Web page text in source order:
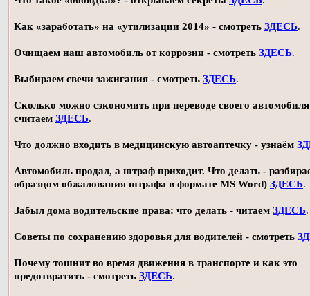
Как «заработать» на «утилизации 2014» - смотреть ЗДЕСЬ.
Очищаем наш автомобиль от коррозии - смотреть ЗДЕСЬ.
Выбираем свечи зажигания - смотреть ЗДЕСЬ.
Сколько можно сэкономить при переводе своего автомобиля
считаем ЗДЕСЬ.
Что должно входить в медицинскую автоаптечку - узнаём
Автомобиль продал, а штраф приходит. Что делать -
образцом обжалования штрафа в формате MS Word) ЗДЕСЬ.
Забыл дома водительские права: что делать - читаем ЗДЕСЬ.
Советы по сохранению здоровья для водителей - смотреть
Почему тошнит во время движения в транспорте и как это
предотвратить - смотреть ЗДЕСЬ.